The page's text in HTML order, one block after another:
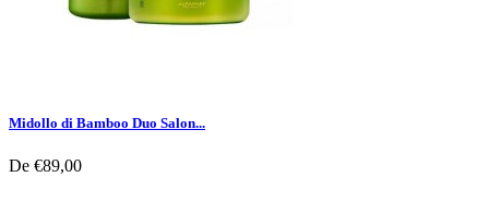
Midollo di Bamboo Duo Salon...
De €89,00